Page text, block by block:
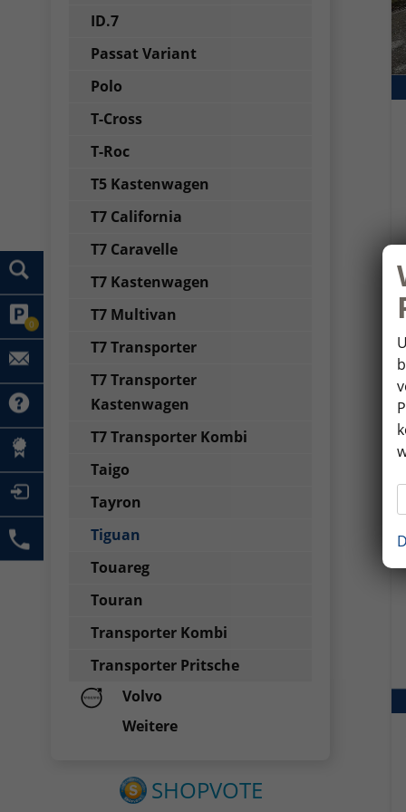
0
ID.7
Passat Variant
Polo
T-Cross
T-Roc
T5 Kastenwagen
T7 California
T7 Caravelle
T7 Kastenwagen
T7 Multivan
T7 Transporter
T7 Transporter
Kastenwagen
T7 Transporter Kombi
Taigo
Tayron
Tiguan
Touareg
Touran
Transporter Kombi
Transporter Pritsche
Volvo
Weitere